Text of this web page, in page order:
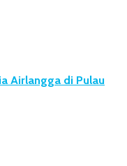
Airlangga di Pulau